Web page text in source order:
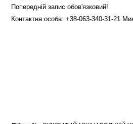
Попередній запис обов'язковий!
Контактна особа: +38-063-340-31-21